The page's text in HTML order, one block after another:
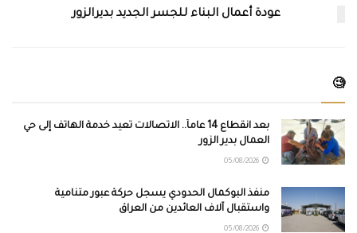
عودة أعمال البناء للجسر الجديد بديرالزور
🧐
بعد انقطاع 14 عاماً.. الاتصالات تعيد خدمة الهاتف إلى حي
العمال بدير الزور
منفذ البوكمال الحدودي يسجل حركة عبور متنامية
واستقبال آلاف العائدين من العراق